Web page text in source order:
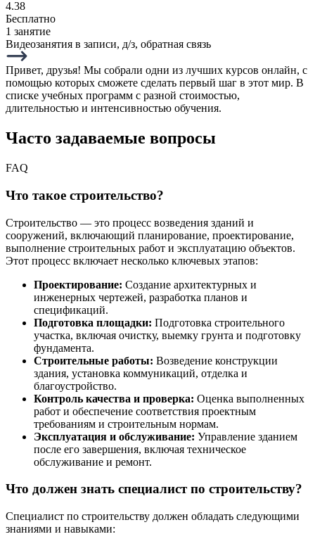
4.38
Бесплатно
1 занятие
Видеозанятия в записи, д/з, обратная связь
Привет, друзья! Мы собрали одни из лучших курсов онлайн, с
помощью которых сможете сделать первый шаг в этот мир. В
списке учебных программ с разной стоимостью,
длительностью и интенсивностью обучения.
Часто задаваемые вопросы
FAQ
Что такое строительство?
Строительство — это процесс возведения зданий и
сооружений, включающий планирование, проектирование,
выполнение строительных работ и эксплуатацию объектов.
Этот процесс включает несколько ключевых этапов:
Проектирование: Создание архитектурных и
инженерных чертежей, разработка планов и
спецификаций.
Подготовка площадки: Подготовка строительного
участка, включая очистку, выемку грунта и подготовку
фундамента.
Строительные работы: Возведение конструкции
здания, установка коммуникаций, отделка и
благоустройство.
Контроль качества и проверка: Оценка выполненных
работ и обеспечение соответствия проектным
требованиям и строительным нормам.
Эксплуатация и обслуживание: Управление зданием
после его завершения, включая техническое
обслуживание и ремонт.
Что должен знать специалист по строительству?
Специалист по строительству должен обладать следующими
знаниями и навыками: